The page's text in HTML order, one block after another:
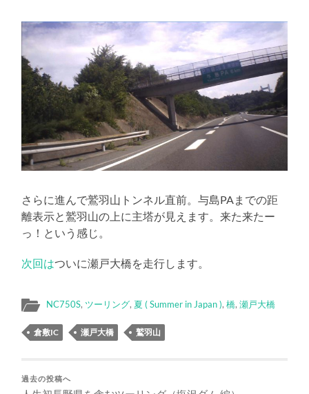
さらに進んで鷲羽山トンネル直前。与島PAまでの距
離表示と鷲羽山の上に主塔が見えます。来た来たー
っ！という感じ。
次回はついに瀬戸大橋を走行します。
NC750S, ツーリング, 夏 ( Summer in Japan ),橋,瀬戸大橋
倉敷IC 瀬戸大橋 鷲羽山
過去の投稿へ